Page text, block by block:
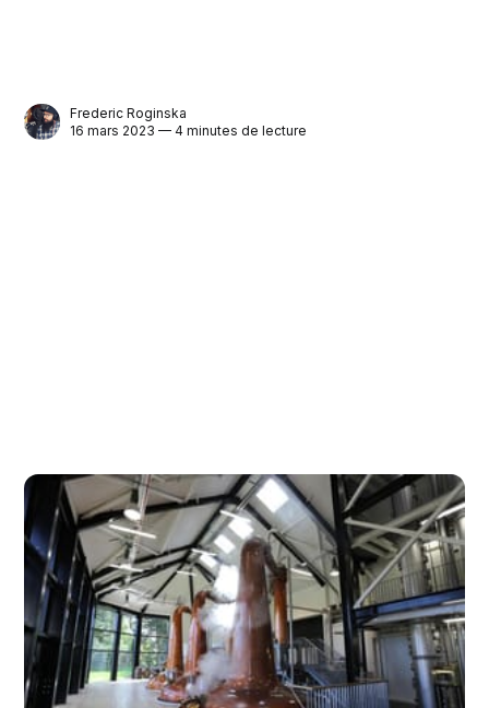
Frederic Roginska
16 mars 2023 — 4 minutes de lecture